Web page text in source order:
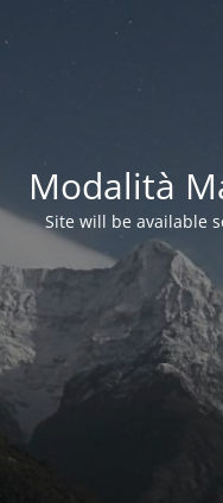
Modalità
Site will be available